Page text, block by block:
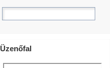
Üzenőfal